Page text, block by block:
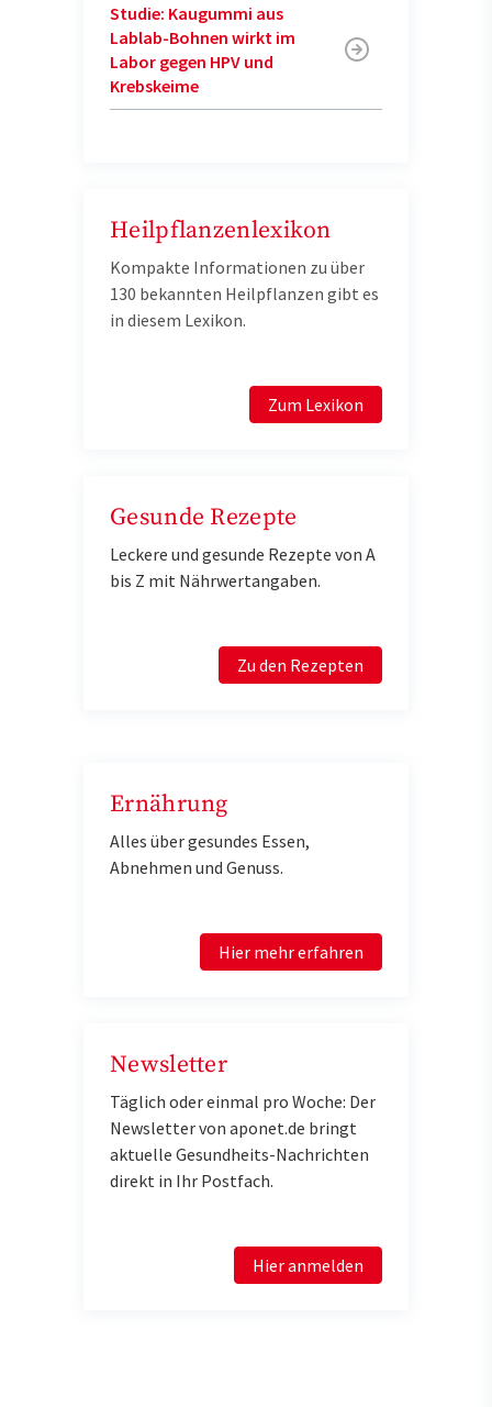
Studie: Kaugummi aus
Lablab-Bohnen wirkt im
Labor gegen HPV und
Krebskeime
Heilpflanzenlexikon
Kompakte Informationen zu über
130 bekannten Heilpflanzen gibt es
in diesem Lexikon.
Zum Lexikon
Gesunde Rezepte
Leckere und gesunde Rezepte von A
bis Z mit Nährwertangaben.
Zu den Rezepten
Ernährung
Alles über gesundes Essen,
Abnehmen und Genuss.
Hier mehr erfahren
Newsletter
Täglich oder einmal pro Woche: Der
Newsletter von aponet.de bringt
aktuelle Gesundheits-Nachrichten
direkt in Ihr Postfach.
Hier anmelden